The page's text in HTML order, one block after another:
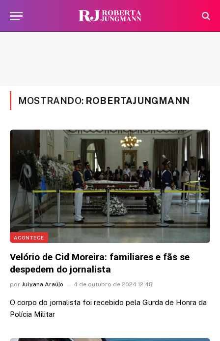
MOSTRANDO: ROBERTAJUNGMANN
ACONTECE
Velório de Cid Moreira: familiares e fãs se
despedem do jornalista
por Julyana Araújo 4 de outubro de 2024 12:48
O corpo do jornalista foi recebido pela Gurda de Honra da
Polícia Militar